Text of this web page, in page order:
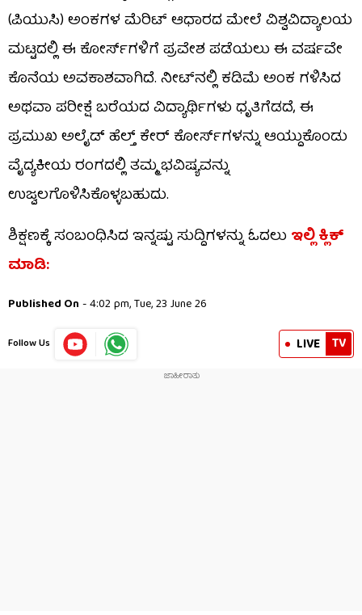
(ಪಿಯುಸಿ) ಅಂಕಗಳ ಮೆರಿಟ್ ಆಧಾರದ ಮೇಲೆ ವಿಶ್ವವಿದ್ಯಾಲಯ
ಮಟ್ಟದಲ್ಲಿ ಈ ಕೋರ್ಸ್‌ಗಳಿಗೆ ಪ್ರವೇಶ ಪಡೆಯಲು ಈ ವರ್ಷವೇ
ಕೊನೆಯ ಅವಕಾಶವಾಗಿದೆ. ನೀಟ್‌ನಲ್ಲಿ ಕಡಿಮೆ ಅಂಕ ಗಳಿಸಿದ
ಅಥವಾ ಪರೀಕ್ಷೆ ಬರೆಯದ ವಿದ್ಯಾರ್ಥಿಗಳು ಧೃತಿಗೆಡದೆ, ಈ
ಪ್ರಮುಖ ಅಲೈಡ್ ಹೆಲ್ತ್ ಕೇರ್ ಕೋರ್ಸ್‌ಗಳನ್ನು ಆಯ್ದುಕೊಂಡು
ವೈದ್ಯಕೀಯ ರಂಗದಲ್ಲಿ ತಮ್ಮ ಭವಿಷ್ಯವನ್ನು
ಉಜ್ವಲಗೊಳಿಸಿಕೊಳ್ಳಬಹುದು.
ಶಿಕ್ಷಣಕ್ಕೆ ಸಂಬಂಧಿಸಿದ ಇನ್ನಷ್ಟು ಸುದ್ದಿಗಳನ್ನು ಓದಲು ಇಲ್ಲಿ ಕ್ಲಿಕ್
ಮಾಡಿ:
Published On - 4:02 pm, Tue, 23 June 26
Follow Us LIVE TV